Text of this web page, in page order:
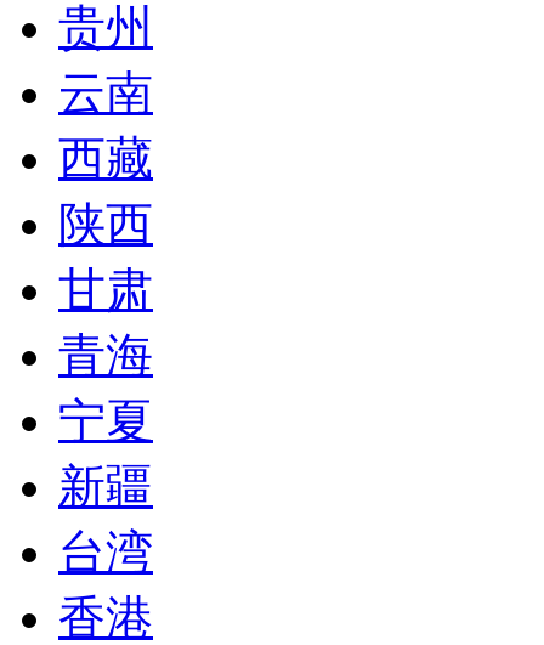
贵州
云南
西藏
陕西
甘肃
青海
宁夏
新疆
台湾
香港